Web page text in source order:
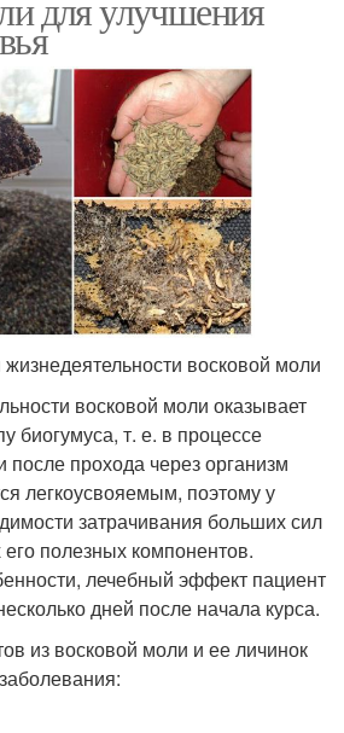
для улучшения
восковой моли
восковой моли оказывает
биогумуса, т. е. в процессе
после прохода через организм
легкоусвояемым, поэтому у
затрачивания больших сил
полезных компонентов.
лечебный эффект пациент
дней после начала курса.
из восковой моли и ее личинок